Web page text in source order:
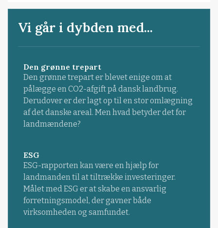
Vi går i dybden med...
Den grønne trepart
Den grønne trepart er blevet enige om at
pålægge en CO2-afgift på dansk landbrug.
Derudover er der lagt op til en stor omlægning
af det danske areal. Men hvad betyder det for
landmændene?
ESG
ESG-rapporten kan være en hjælp for
landmanden til at tiltrække investeringer.
Målet med ESG er at skabe en ansvarlig
forretningsmodel, der gavner både
virksomheden og samfundet.